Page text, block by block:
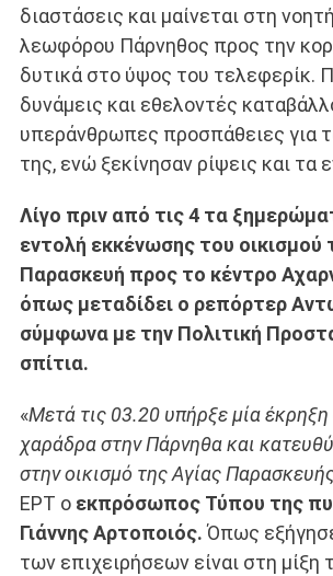
διαστάσεις και μαίνεται στη
λεωφόρου Πάρνηθος προς την
δυτικά στο ύψος του τελεφερίκ.
δυνάμεις και εθελοντές
υπεράνθρωπες προσπάθειες για
της, ενώ ξεκίνησαν ρίψεις και τα
Λίγο πριν από τις 4 τα
εντολή εκκένωσης του οικισμού
Παρασκευή προς το κέντρο
όπως μεταδίδει ο ρεπόρτερ
σύμφωνα με την Πολιτική
σπίτια.
«Μετά τις 03.20 υπήρξε μία
χαράδρα στην Πάρνηθα και
στην οικισμό της Αγίας
ΕΡΤ ο εκπρόσωπος Τύπου της
Γιάννης Αρτοποιός.Όπως
των επιχειρήσεων είναι στη μίξη